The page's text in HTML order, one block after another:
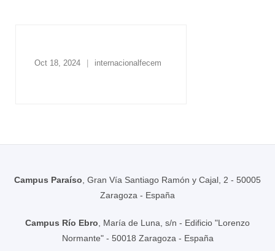
Oct 18, 2024 internacionalfecem
Campus Paraíso , Gran Vía Santiago Ramón y Cajal, 2 - 50005
Zaragoza - España
Campus Río Ebro , María de Luna, s/n - Edificio "Lorenzo
Normante" - 50018 Zaragoza - España